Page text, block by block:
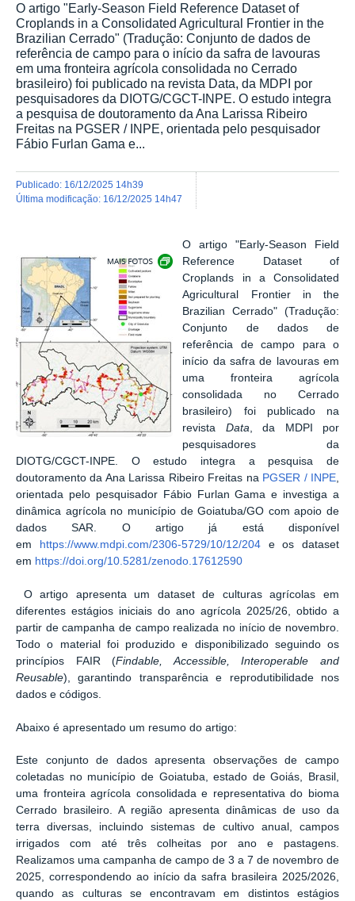
O artigo "Early-Season Field Reference Dataset of
Croplands in a Consolidated Agricultural Frontier in the
Brazilian Cerrado" (Tradução: Conjunto de dados de
referência de campo para o início da safra de lavouras
em uma fronteira agrícola consolidada no Cerrado
brasileiro) foi publicado na revista Data, da MDPI por
pesquisadores da DIOTG/CGCT-INPE. O estudo integra
a pesquisa de doutoramento da Ana Larissa Ribeiro
Freitas na PGSER / INPE, orientada pelo pesquisador
Fábio Furlan Gama e...
publicado: 16/12/2025 14h39
última modificação: 16/12/2025 14h47
Exibir carrossel de imagens
O artigo "Early-Season Field
Reference Dataset of
Croplands in a Consolidated
Agricultural Frontier in the
Brazilian Cerrado" (Tradução:
Conjunto de dados de
referência de campo para o
início da safra de lavouras em
uma fronteira agrícola
consolidada no Cerrado
brasileiro) foi publicado na
revista Data, da MDPI por
pesquisadores da
DIOTG/CGCT-INPE. O estudo integra a pesquisa de
doutoramento da Ana Larissa Ribeiro Freitas na PGSER / INPE,
orientada pelo pesquisador Fábio Furlan Gama e investiga a
dinâmica agrícola no município de Goiatuba/GO com apoio de
dados SAR. O artigo já está disponível
em
https://www.mdpi.com/2306-5729/10/12/204e os dataset
em https://doi.org/10.5281/zenodo.17612590
O artigo apresenta um dataset de culturas agrícolas em
diferentes estágios iniciais do ano agrícola 2025/26, obtido a
partir de campanha de campo realizada no início de novembro.
Todo o material foi produzido e disponibilizado seguindo os
princípios FAIR (Findable, Accessible, Interoperable and
Reusable), garantindo transparência e reprodutibilidade nos
dados e códigos.
Abaixo é apresentado um resumo do artigo:
Este conjunto de dados apresenta observações de campo
coletadas no município de Goiatuba, estado de Goiás, Brasil,
uma fronteira agrícola consolidada e representativa do bioma
Cerrado brasileiro. A região apresenta dinâmicas de uso da
terra diversas, incluindo sistemas de cultivo anual, campos
irrigados com até três colheitas por ano e pastagens.
Realizamos uma campanha de campo de 3 a 7 de novembro de
2025, correspondendo ao início da safra brasileira 2025/2026,
quando as culturas se encontravam em distintos estágios